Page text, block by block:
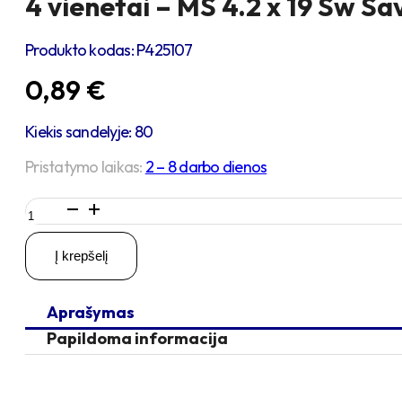
Produkto kodas:P425107
0,89 €
Kiekis sandelyje: 80
Pristatymo laikas: 2 – 8 darbo dienos
produkto
kiekis:
4
vienetai
–
x
19
Į krepšelį
Aprašymas
Papildoma informacija